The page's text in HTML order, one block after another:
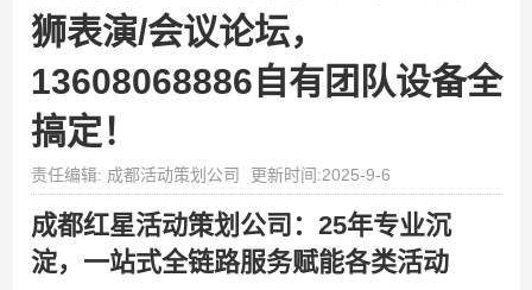
狮表演/会议论坛，
13608068886自有团队设备全
搞定！
责任编辑: 成都活动策划公司 更新时间:2025-9-6
成都红星活动策划公司：25年专业沉
淀，一站式全链路服务赋能各类活动